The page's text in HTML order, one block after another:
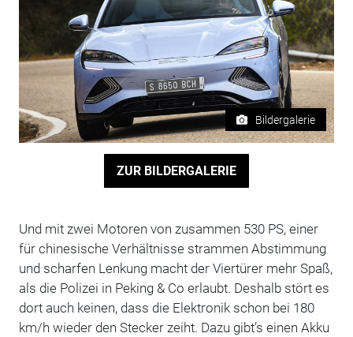
Bildergalerie
ZUR BILDERGALERIE
Und mit zwei Motoren von zusammen 530 PS, einer
für chinesische Verhältnisse strammen Abstimmung
und scharfen Lenkung macht der Viertürer mehr Spaß,
als die Polizei in Peking & Co erlaubt. Deshalb stört es
dort auch keinen, dass die Elektronik schon bei 180
km/h wieder den Stecker zeiht. Dazu gibt’s einen Akku